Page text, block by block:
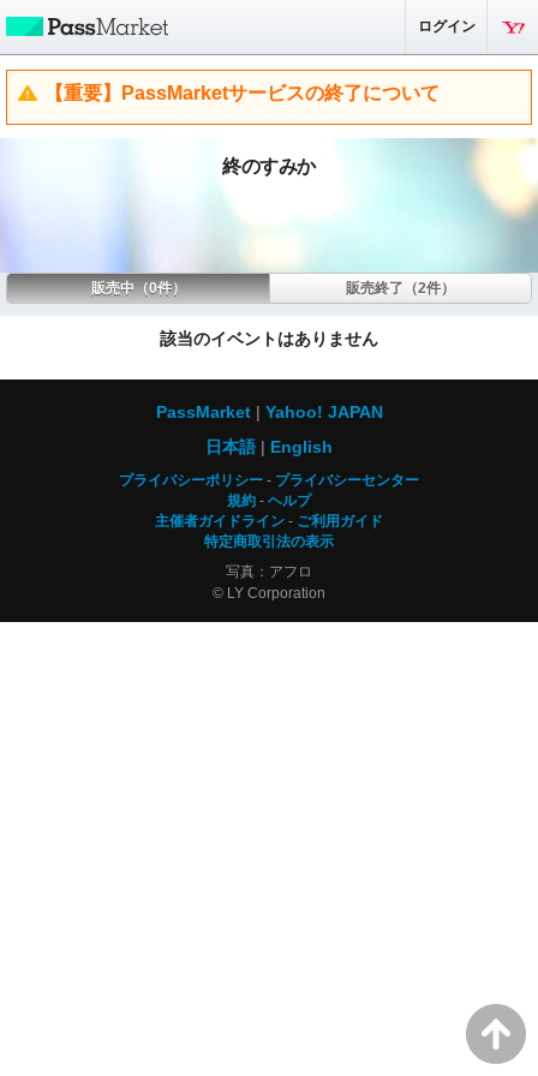
ログイン
【重要】PassMarketサービスの終了について
終のすみか
販売中（0件） 販売終了（2件）
該当のイベントはありません
PassMarket
Yahoo! JAPAN
日本語
English
プライバシーポリシー
プライバシーセンター
規約
ヘルプ
主催者ガイドライン
ご利用ガイド
特定商取引法の表示
写真：アフロ
© LY Corporation